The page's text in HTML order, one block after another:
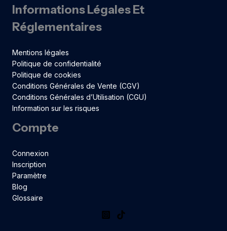
Informations Légales Et
Réglementaires
Mentions légales
Politique de confidentialité
Politique de cookies
Conditions Générales de Vente (CGV)
Conditions Générales d’Utilisation (CGU)
Information sur les risques
Compte
Connexion
Inscription
Paramètre
Blog
Glossaire